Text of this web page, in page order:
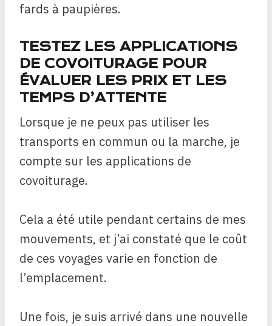
fards à paupières.
TESTEZ LES APPLICATIONS
DE COVOITURAGE POUR
ÉVALUER LES PRIX ET LES
TEMPS D’ATTENTE
Lorsque je ne peux pas utiliser les
transports en commun ou la marche, je
compte sur les applications de
covoiturage.
Cela a été utile pendant certains de mes
mouvements, et j’ai constaté que le coût
de ces voyages varie en fonction de
l’emplacement.
Une fois, je suis arrivé dans une nouvelle